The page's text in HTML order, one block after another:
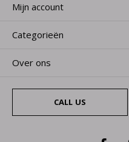
Mijn account
Categorieën
Over ons
CALL US